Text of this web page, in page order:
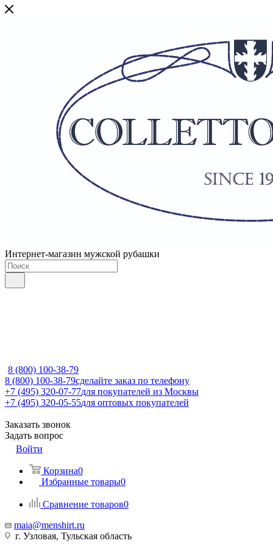
Интернет-магазин мужской рубашки
8 (800) 100-38-79
8 (800) 100-38-79сделайте заказ по телефону
+7 (495) 320-07-77для покупателей из Москвы
+7 (495) 320-05-55для оптовых покупателей
Заказать звонок
Задать вопрос
Войти
Корзина0
Избранные товары0
Сравнение товаров0
maia@menshirt.ru
г. Узловая, Тульская область